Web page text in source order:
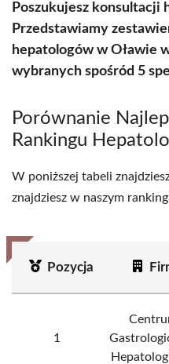
Poszukujesz konsultacji
Przedstawiamy
hepatologów w Oławie
wybranych spośród 5
Porównanie
Rankingu
W poniższej tabeli
znajdziesz w naszym
Pozycja
1